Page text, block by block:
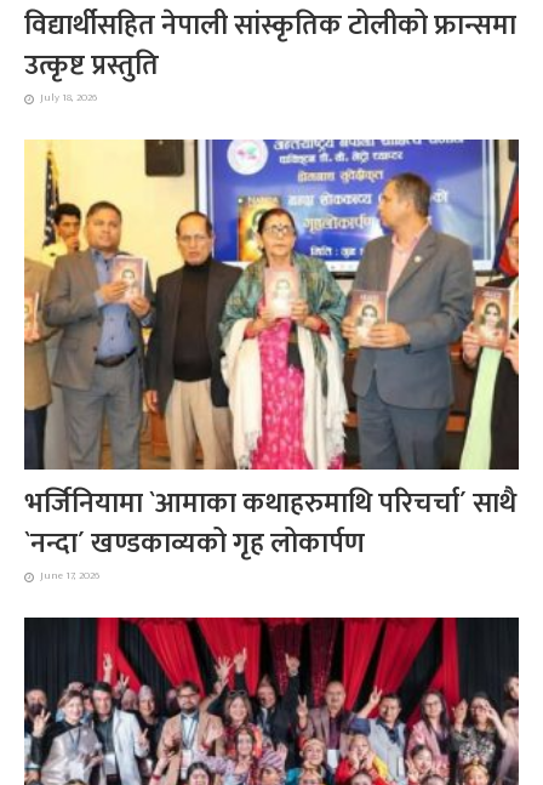
विद्यार्थीसहित नेपाली सांस्कृतिक टोलीको फ्रान्समा
उत्कृष्ट प्रस्तुति
July 18, 2026
भर्जिनियामा `आमाका कथाहरुमाथि परिचर्चा´ साथै
`नन्दा´ खण्डकाव्यको गृह लोकार्पण
June 17, 2026